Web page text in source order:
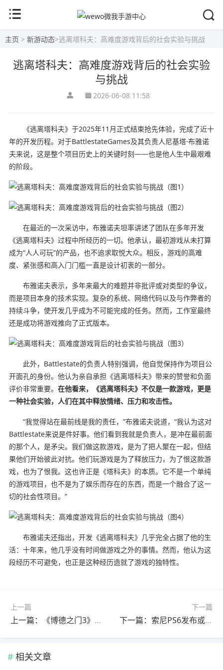
主页 > 新游动态>逃离塔科夫：高难度游戏背后的社会实验与挑战
逃离塔科夫：高难度游戏背后的社会实验
与挑战
2026-06-08 11:58
《逃离塔科夫》于2025年11月正式结束抢先体验，完成了近十
年的开发历程。对于BattlestateGames及其负责人尼基塔·布雅诺
夫来说，这是整个项目历史上的关键时刻——也是他人生中最艰难
的阶段。
在最近的一次采访中，布雅诺夫坦率讲述了团队在多年开发
《逃离塔科夫》过程中所经历的一切。他承认，最初游戏从未打算
成为“人人可玩”的产品，也不追求取悦大众。相反，游戏的高难
度、紧张感和高入门门槛一直是设计初衷的一部分。
布雅诺夫表示，多年来最大的难题并非批评或对类型的争议，
而是项目本身的技术实现。复杂的系统、网络代码以及与作弊者的
持续斗争，使开发几乎成为不可能完成的任务。然而，工作室最终
还是成功将游戏推向了正式版本。
此外，Battlestate的负责人特别强调，他自觉保持作为项目公
开面孔的身份。他认为亲自承担《逃离塔科夫》带来的赞誉和负面
评价非常重要。 在他看来，《逃离塔科夫》不仅是一款游戏，更是
一种社会实验，人们在其中释放情绪、压力和攻击性。
“我觉得站在最前线是我的责任，”布雅诺夫说道，“我认为这对
Battlestate来说是件好事。他们看到我就是负责人，是冲在最前面
的那个人，是矛尖。我们做这款游戏，是为了把人聚在一起，但结
果他们开始彼此对抗。他们玩游戏是为了释放压力，为了恨这款游
戏，也为了恨我。这也许正是《塔科夫》的本质。它不是一个单纯
的游戏项目，也不是为了娱乐而存在的东西，而是一个融合了这一
切的社会性项目。”
布雅诺夫还指出，开发《逃离塔科夫》几乎完全占据了他的生
活：十年来，他几乎没有时间做游戏之外的事情。然而，他认为这
段经历不可避免，也正是这种经历造就了游戏的独特性。
上一篇
上一篇：《博德之门3》MOD恢复删减物品与职业能力
下一篇
下一篇：索尼PS6发布或不因内存短缺推迟
相关文章